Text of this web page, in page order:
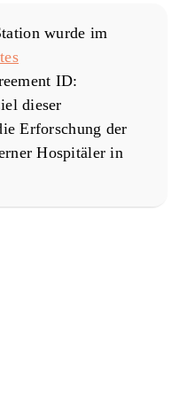
wurde im
ID:
dieser
Erforschung der
Hospitäler in